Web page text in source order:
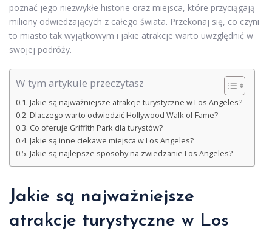
poznać jego niezwykłe historie oraz miejsca, które przyciągają
miliony odwiedzających z całego świata. Przekonaj się, co czyni
to miasto tak wyjątkowym i jakie atrakcje warto uwzględnić w
swojej podróży.
W tym artykule przeczytasz
Jakie są najważniejsze atrakcje turystyczne w Los Angeles?
Dlaczego warto odwiedzić Hollywood Walk of Fame?
Co oferuje Griffith Park dla turystów?
Jakie są inne ciekawe miejsca w Los Angeles?
Jakie są najlepsze sposoby na zwiedzanie Los Angeles?
Jakie są najważniejsze
atrakcje turystyczne w Los